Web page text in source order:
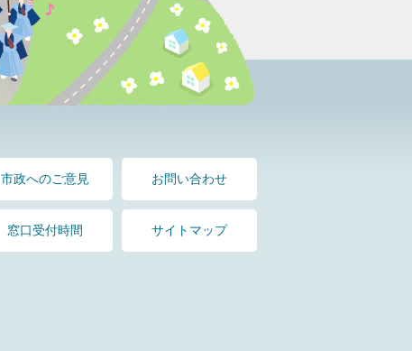
市政へのご意見 お問い合わせ
窓口受付時間 サイトマップ